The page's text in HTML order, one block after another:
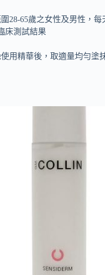
28-65歲之女性及男性，每
床測試結果
用精華後，取適量均勻塗